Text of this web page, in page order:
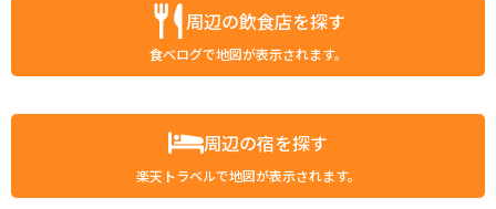
周辺の飲食店を探す
食べログで地図が表示されます。
周辺の宿を探す
楽天トラベルで地図が表示されます。